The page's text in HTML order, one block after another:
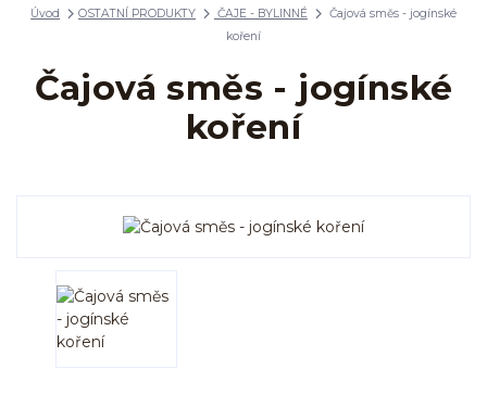
Úvod OSTATNÍ PRODUKTY ČAJE - BYLINNÉ
Čajová směs - jogínské
koření
Čajová směs - jogínské
koření